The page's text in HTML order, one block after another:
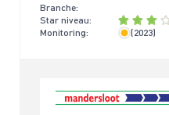
Branche:
Star niveau:
Monitoring:
< 4 jaar
(2023)